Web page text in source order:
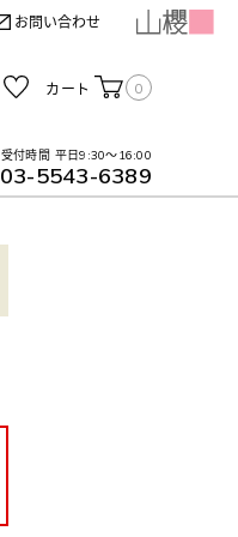
お問い合わせ
カート 0
受付時間 平日9:30～16:00
03-5543-6389